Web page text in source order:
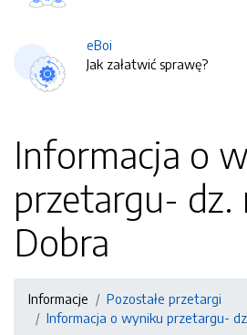
eBoi
Jak załatwić sprawę?
Informacja o
przetargu- dz.
Dobra
Informacje
Pozostałe przetargi
Informacja o wyniku przetargu-